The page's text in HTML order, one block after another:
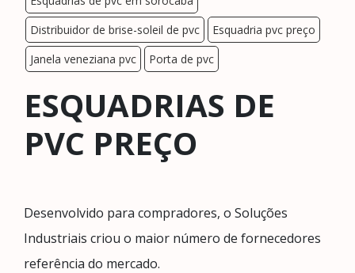
Distribuidor de brise-soleil de pvc
Esquadria pvc preço
Janela veneziana pvc
Porta de pvc
ESQUADRIAS DE
PVC PREÇO
Desenvolvido para compradores, o Soluções
Industriais criou o maior número de fornecedores
referência do mercado.